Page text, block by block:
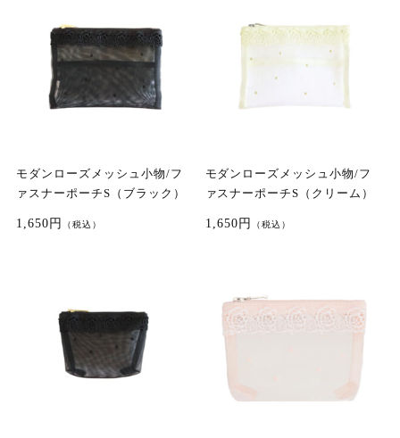
モダンローズメッシュ小物/フ
ァスナーポーチS（ブラック）
1,650円 （税込）
モダンローズメッシュ小物/フ
ァスナーポーチS（クリーム）
1,650円 （税込）